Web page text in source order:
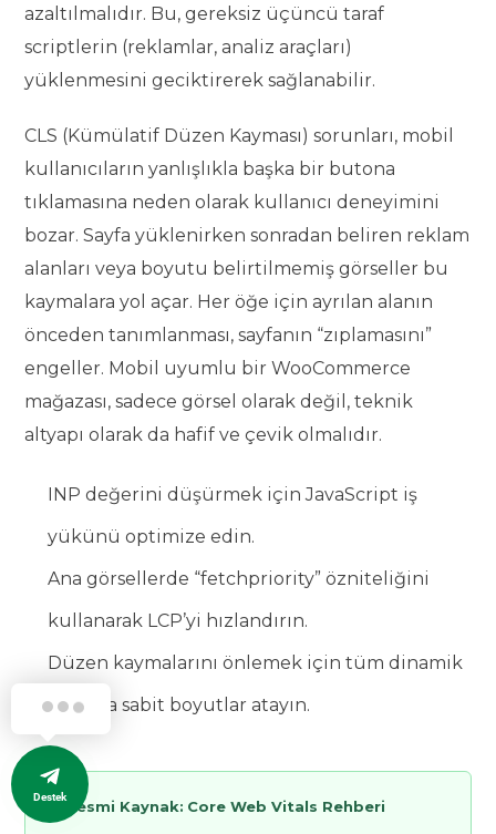
azaltılmalıdır. Bu, gereksiz üçüncü taraf
scriptlerin (reklamlar, analiz araçları)
yüklenmesini geciktirerek sağlanabilir.
CLS (Kümülatif Düzen Kayması) sorunları, mobil
kullanıcıların yanlışlıkla başka bir butona
tıklamasına neden olarak kullanıcı deneyimini
bozar. Sayfa yüklenirken sonradan beliren reklam
alanları veya boyutu belirtilmemiş görseller bu
kaymalara yol açar. Her öğe için ayrılan alanın
önceden tanımlanması, sayfanın “zıplamasını”
engeller. Mobil uyumlu bir WooCommerce
mağazası, sadece görsel olarak değil, teknik
altyapı olarak da hafif ve çevik olmalıdır.
INP değerini düşürmek için JavaScript iş
yükünü optimize edin.
Ana görsellerde “fetchpriority” özniteliğini
kullanarak LCP’yi hızlandırın.
Düzen kaymalarını önlemek için tüm dinamik
alanlara sabit boyutlar atayın.
🟢Resmi Kaynak: Core Web Vitals Rehberi
Destek